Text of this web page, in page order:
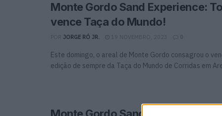
Monte Gordo Sand Experience:
vence Taça do Mundo!
JORGE RÓ JR. 19 NOVEMBRO, 2023 0
Este domingo, o areal de Monte Gordo consagrou o
edição de sempre da Taça do Mundo de Corridas em